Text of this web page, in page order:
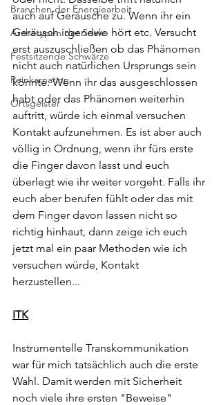
Branchen der Energiearbeit
Archetypen der Seele
Festsitzende Schwärze
Reinkarnation
Ortsgeister
auch auf Geräusche zu. Wenn ihr ein
Geräusch irgendwo hört etc. Versucht
erst auszuschließen ob das Phänomen
nicht auch natürlichen Ursprungs sein
könnte. Wenn ihr das ausgeschlossen
habt oder das Phänomen weiterhin
auftritt, würde ich einmal versuchen
Kontakt aufzunehmen. Es ist aber auch
völlig in Ordnung, wenn ihr fürs erste
die Finger davon lasst und euch
überlegt wie ihr weiter vorgeht. Falls ihr
euch aber berufen fühlt oder das mit
dem Finger davon lassen nicht so
richtig hinhaut, dann zeige ich euch
jetzt mal ein paar Methoden wie ich
versuchen würde, Kontakt
herzustellen...
ITK
Instrumentelle Transkommunikation
war für mich tatsächlich auch die erste
Wahl. Damit werden mit Sicherheit
noch viele ihre ersten "Beweise"